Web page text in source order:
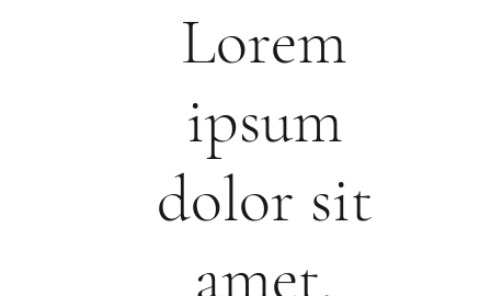
Lorem
ipsum
dolor sit
amet,